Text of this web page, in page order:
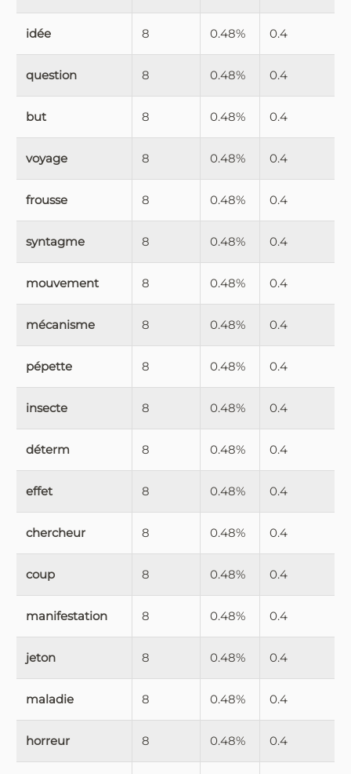
idée 8 0.48% 0.4
question 8 0.48% 0.4
but 8 0.48% 0.4
voyage 8 0.48% 0.4
frousse 8 0.48% 0.4
syntagme 8 0.48% 0.4
mouvement 8 0.48% 0.4
mécanisme 8 0.48% 0.4
pépette 8 0.48% 0.4
insecte 8 0.48% 0.4
déterm 8 0.48% 0.4
effet 8 0.48% 0.4
chercheur 8 0.48% 0.4
coup 8 0.48% 0.4
manifestation 8 0.48% 0.4
jeton 8 0.48% 0.4
maladie 8 0.48% 0.4
horreur 8 0.48% 0.4